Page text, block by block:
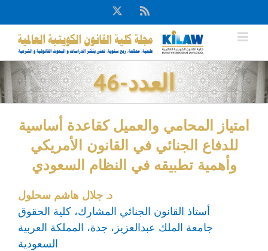
to
content
Rss
X
العدد-46
امتياز المحامي والعميل كقاعدة أساسية
للدفاع الجنائي في القانون الأمريكي
وأهمية تطبيقه في النظام السعودي
د. جلال هاشم سحلول
أستاذ القانون الجنائي المشارك، كلية الحقوق
جامعة الملك عبدالعزيز، جدة، المملكة العربية
السعودية